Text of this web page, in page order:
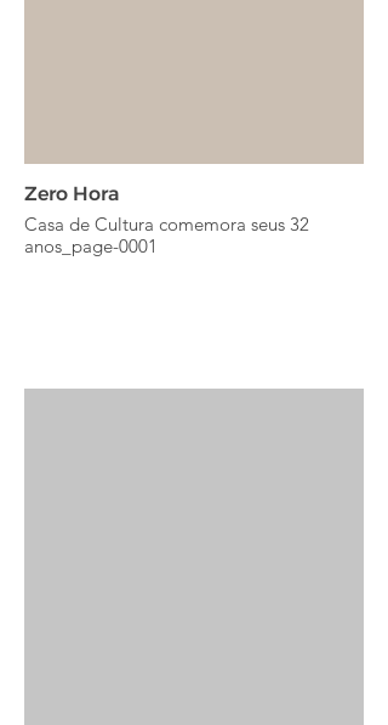
Zero Hora
Casa de Cultura comemora seus 32
anos_page-0001